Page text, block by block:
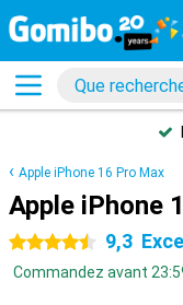
Apple iPhone 16 Pro Max
Apple iPhone
4.5 étoiles 9,3
Commandez avant